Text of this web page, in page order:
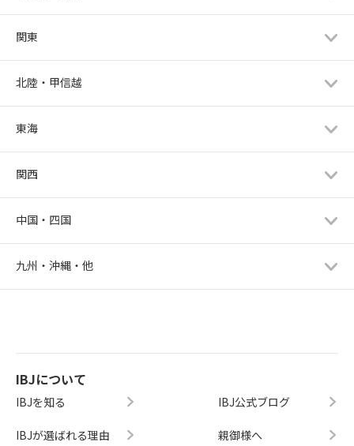
関東
北陸・甲信越
東海
関西
中国・四国
九州・沖縄・他
IBJについて
IBJを知る
IBJが選ばれる理由
IBJ公式ブログ
親御様へ